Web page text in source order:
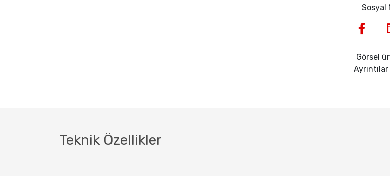
Sosyal
Görsel
Teknik Özellikler